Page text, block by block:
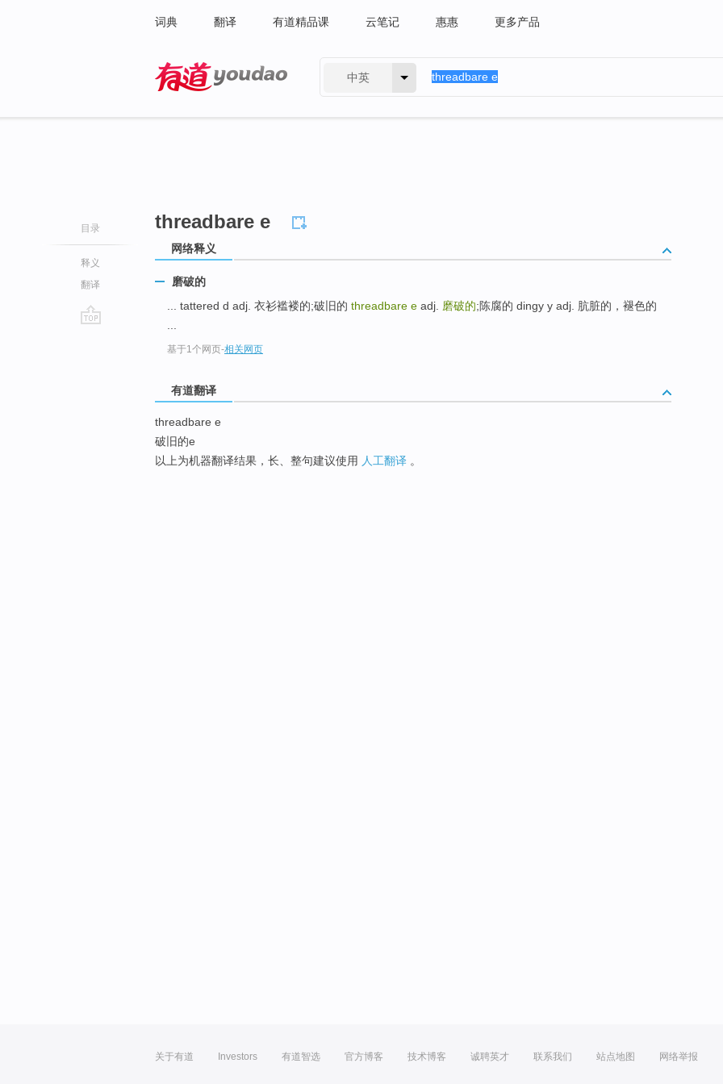
词典 翻译 有道精品课 云笔记 惠惠 更多产品
中英
目录
释义
翻译
threadbare e
网络释义
磨破的
... tattered d adj. 衣衫褴褛的;破旧的 threadbare e adj. 磨破的;陈腐的 dingy y adj. 肮脏的，褪色的
基于1个网页-相关网页
有道翻译
threadbare e
破旧的e
以上为机器翻译结果，长、整句建议使用 人工翻译 。
关于有道 Investors 有道智选 官方博客 技术博客 诚聘英才 联系我们 站点地图 网络举报